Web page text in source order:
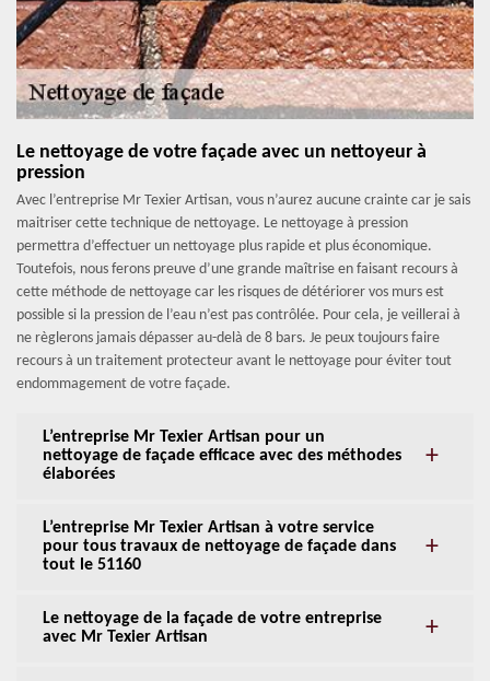
Le nettoyage de votre façade avec un nettoyeur à
pression
Avec l’entreprise Mr Texier Artisan, vous n’aurez aucune crainte car je sais
maitriser cette technique de nettoyage. Le nettoyage à pression
permettra d’effectuer un nettoyage plus rapide et plus économique.
Toutefois, nous ferons preuve d’une grande maîtrise en faisant recours à
cette méthode de nettoyage car les risques de détériorer vos murs est
possible si la pression de l’eau n’est pas contrôlée. Pour cela, je veillerai à
ne règlerons jamais dépasser au-delà de 8 bars. Je peux toujours faire
recours à un traitement protecteur avant le nettoyage pour éviter tout
endommagement de votre façade.
L’entreprise Mr Texier Artisan pour un
nettoyage de façade efficace avec des méthodes
élaborées
L’entreprise Mr Texier Artisan à votre service
pour tous travaux de nettoyage de façade dans
tout le 51160
Le nettoyage de la façade de votre entreprise
avec Mr Texier Artisan